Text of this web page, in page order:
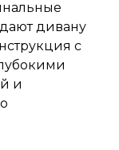
дивану
с
и